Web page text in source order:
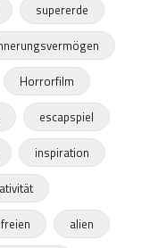
supererde
Horrorfilm
escapspiel
inspiration
alien